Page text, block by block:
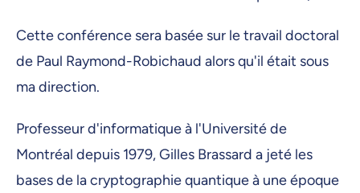
Cette conférence sera basée sur le travail doctoral
de Paul Raymond-Robichaud alors qu'il était sous
ma direction.
Professeur d'informatique à l'Université de
Montréal depuis 1979, Gilles Brassard a jeté les
bases de la cryptographie quantique à une époque